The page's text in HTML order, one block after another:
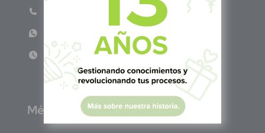
Teléfono: +503 6986 1402
WhatsApp: +503 7687 3923
Lun - Vie 8:00am - 5:00pm
México